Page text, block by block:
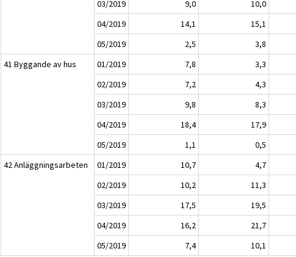
03/2019
9,0 10,0
04/2019
14,1 15,1
05/2019
2,5 3,8
41 Byggande av hus
01/2019 7,8 3,3
02/2019
7,2 4,3
03/2019
9,8 8,3
04/2019
18,4 17,9
05/2019
1,1 0,5
42 Anläggningsarbeten
01/2019 10,7 4,7
02/2019
10,2 11,3
03/2019
17,5 19,5
04/2019
16,2 21,7
05/2019
7,4 10,1